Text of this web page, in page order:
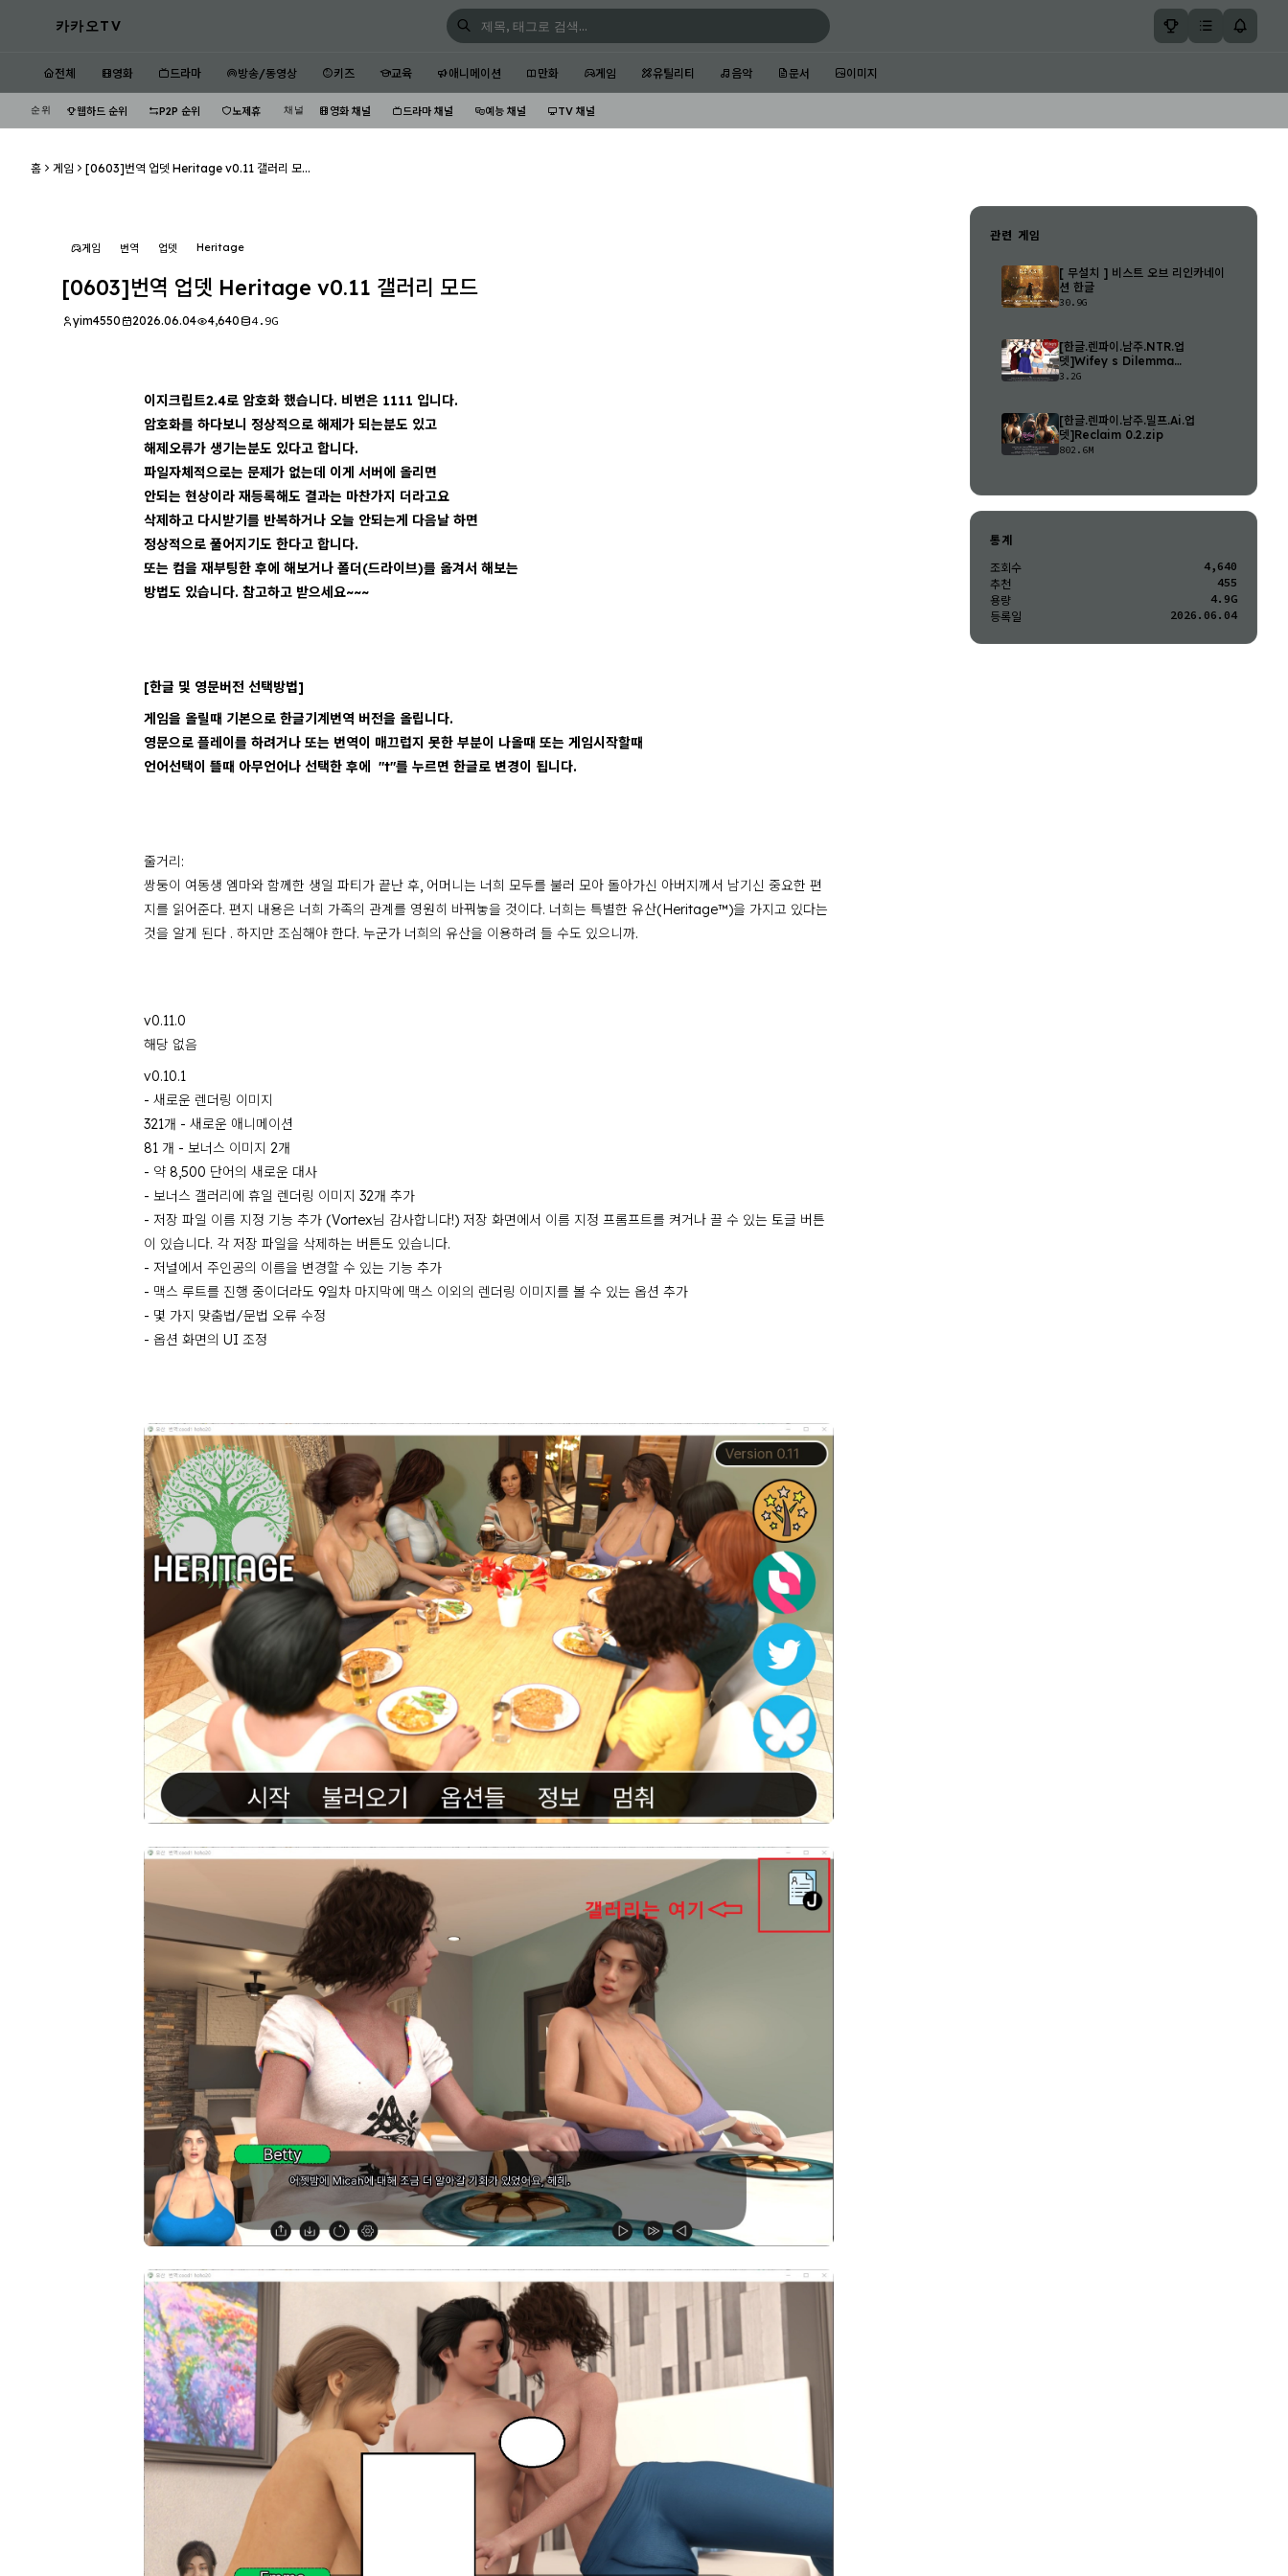
카카오TV
전체 영화 드라마 방송/동영상 키즈 교육 애니메이션 만화 게임 유틸리티 음악 문서 이미지
순위 웹하드 순위 P2P 순위 노제휴 채널 영화 채널 드라마 채널 예능 채널 TV 채널
홈 게임 [0603]번역 업뎃 Heritage v0.11 갤러리 모...
게임 번역 업뎃 Heritage
[0603]번역 업뎃 Heritage v0.11 갤러리 모드
yim4550 2026.06.04 4,640 4.9G
이지크립트2.4로 암호화 했습니다. 비번은 1111 입니다.
암호화를 하다보니 정상적으로 해제가 되는분도 있고
해제오류가 생기는분도 있다고 합니다.
파일자체적으로는 문제가 없는데 이게 서버에 올리면
안되는 현상이라 재등록해도 결과는 마찬가지 더라고요
삭제하고 다시받기를 반복하거나 오늘 안되는게 다음날 하면
정상적으로 풀어지기도 한다고 합니다.
또는 컴을 재부팅한 후에 해보거나 폴더(드라이브)를 옮겨서 해보는
방법도 있습니다. 참고하고 받으세요~~~
[한글 및 영문버전 선택방법]
게임을 올릴때 기본으로 한글기계번역 버전을 올립니다.
영문으로 플레이를 하려거나 또는 번역이 매끄럽지 못한 부분이 나올때 또는 게임시작할때
언어선택이 뜰때 아무언어나 선택한 후에 "t"를 누르면 한글로 변경이 됩니다.
줄거리:
쌍둥이 여동생 엠마와 함께한 생일 파티가 끝난 후, 어머니는 너희 모두를 불러 모아 돌아가신 아버지께서 남기신 중요한 편
지를 읽어준다. 편지 내용은 너희 가족의 관계를 영원히 바꿔놓을 것이다. 너희는 특별한 유산(Heritage™)을 가지고 있다는
것을 알게 된다 . 하지만 조심해야 한다. 누군가 너희의 유산을 이용하려 들 수도 있으니까.
v0.11.0
해당 없음
v0.10.1
- 새로운 렌더링 이미지
321개 - 새로운 애니메이션
81 개 - 보너스 이미지 2개
- 약 8,500 단어의 새로운 대사
- 보너스 갤러리에 휴일 렌더링 이미지 32개 추가
- 저장 파일 이름 지정 기능 추가 (Vortex님 감사합니다!) 저장 화면에서 이름 지정 프롬프트를 켜거나 끌 수 있는 토글 버튼
이 있습니다. 각 저장 파일을 삭제하는 버튼도 있습니다.
- 저널에서 주인공의 이름을 변경할 수 있는 기능 추가
- 맥스 루트를 진행 중이더라도 9일차 마지막에 맥스 이외의 렌더링 이미지를 볼 수 있는 옵션 추가
- 몇 가지 맞춤법/문법 오류 수정
- 옵션 화면의 UI 조정
관련 게임
[ 무설치 ] 비스트 오브 리인카네이
션 한글
30.9G
[한글.렌파이.남주.NTR.업
뎃]Wifey s Dilemma
Revisited 0.93.3.zip
3.2G
[한글.렌파이.남주.밀프.Ai.업
뎃]Reclaim 0.2.zip
802.6M
통계
조회수
4,640
추천
455
용량
4.9G
등록일
2026.06.04